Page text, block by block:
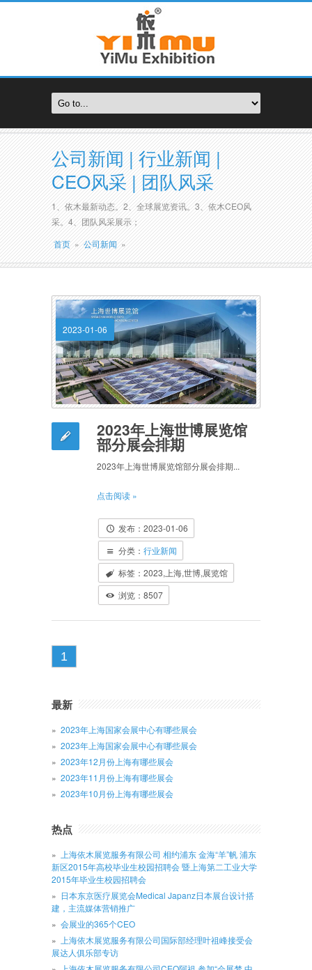
公司新闻 | 行业新闻 |
CEO风采 | 团队风采
1、依木最新动态。2、全球展览资讯。3、依木CEO风
采。4、团队风采展示；
首页 » 公司新闻 »
2023-01-06
2023年上海世博展览馆
部分展会排期
2023年上海世博展览馆部分展会排期...
点击阅读 »
发布：2023-01-06
分类： 行业新闻
标签：2023,上海,世博,展览馆
浏览：8507
1
最新
2023年上海国家会展中心有哪些展会
2023年上海国家会展中心有哪些展会
2023年12月份上海有哪些展会
2023年11月份上海有哪些展会
2023年10月份上海有哪些展会
热点
上海依木展览服务有限公司 相约浦东 金海“羊”帆 浦东
新区2015年高校毕业生校园招聘会 暨上海第二工业大学
2015年毕业生校园招聘会
日本东京医疗展览会Medical Japanz日本展台设计搭
建，主流媒体营销推广
会展业的365个CEO
上海依木展览服务有限公司国际部经理叶祖峰接受会
展达人俱乐部专访